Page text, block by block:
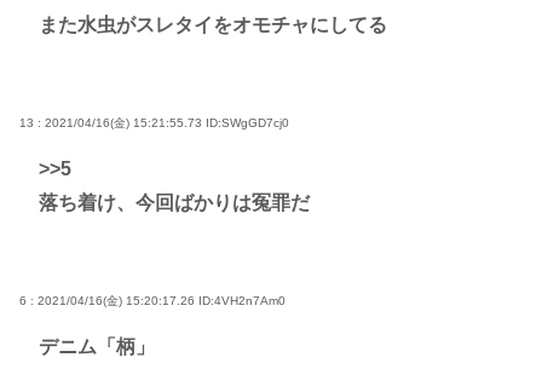
また水虫がスレタイをオモチャにしてる
13 : 2021/04/16(金) 15:21:55.73 ID:SWgGD7cj0
>>5
落ち着け、今回ばかりは冤罪だ
6 : 2021/04/16(金) 15:20:17.26 ID:4VH2n7Am0
デニム「柄」